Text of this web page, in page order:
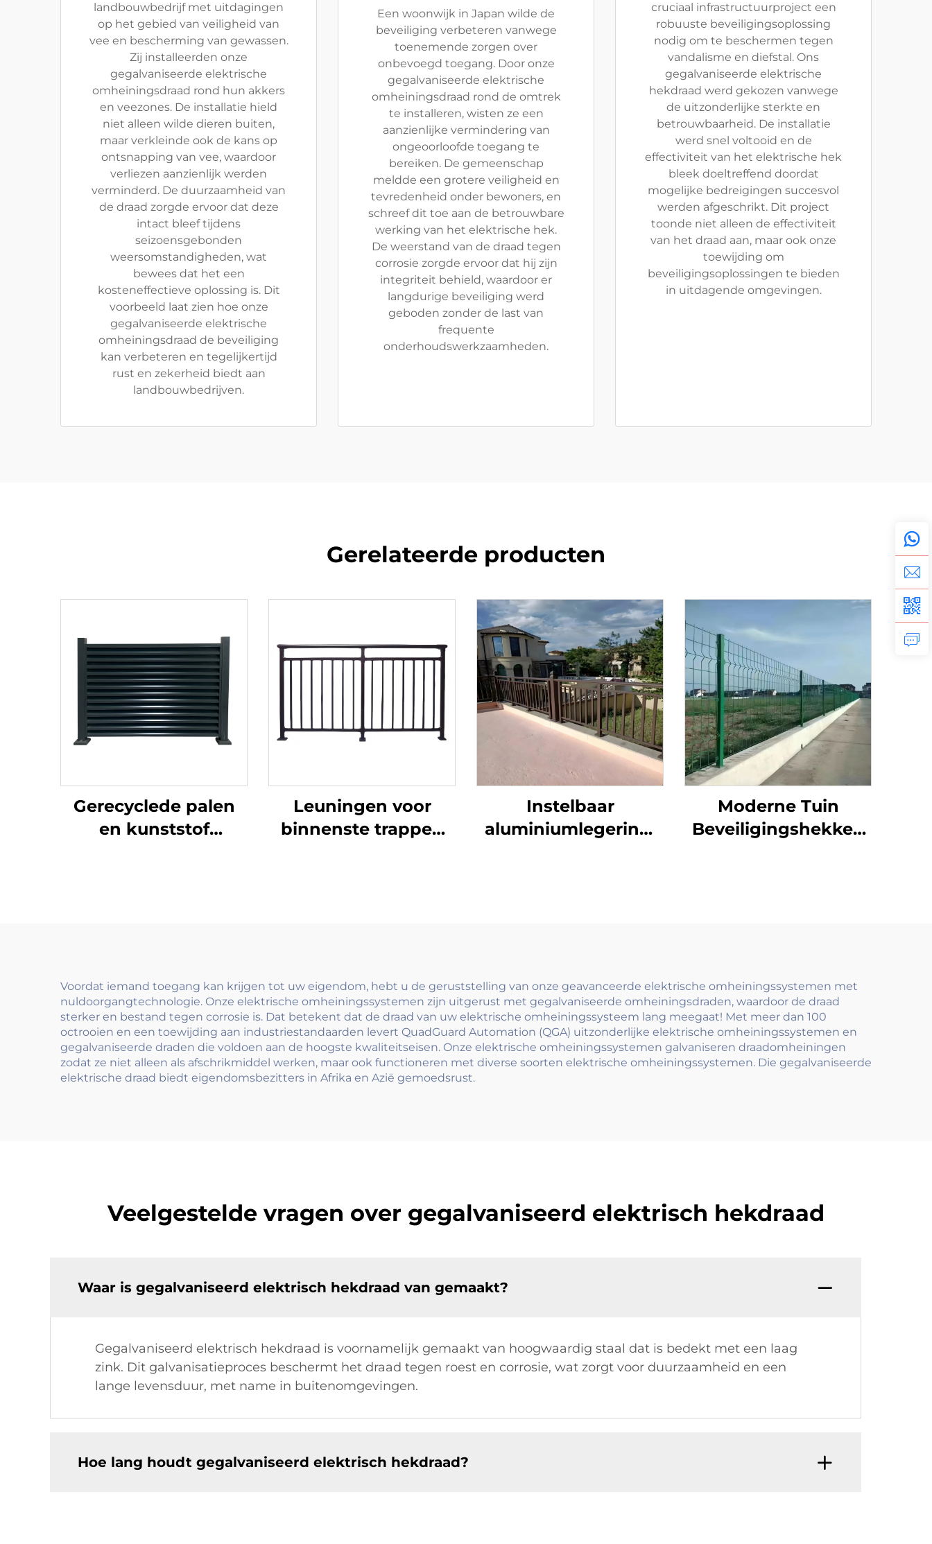
landbouwbedrijf met uitdagingen
op het gebied van veiligheid van
vee en bescherming van gewassen.
Zij installeerden onze
gegalvaniseerde elektrische
omheiningsdraad rond hun akkers
en veezones. De installatie hield
niet alleen wilde dieren buiten,
maar verkleinde ook de kans op
ontsnapping van vee, waardoor
verliezen aanzienlijk werden
verminderd. De duurzaamheid van
de draad zorgde ervoor dat deze
intact bleef tijdens
seizoensgebonden
weersomstandigheden, wat
bewees dat het een
kosteneffectieve oplossing is. Dit
voorbeeld laat zien hoe onze
gegalvaniseerde elektrische
omheiningsdraad de beveiliging
kan verbeteren en tegelijkertijd
rust en zekerheid biedt aan
landbouwbedrijven.
Een woonwijk in Japan wilde de
beveiliging verbeteren vanwege
toenemende zorgen over
onbevoegd toegang. Door onze
gegalvaniseerde elektrische
omheiningsdraad rond de omtrek
te installeren, wisten ze een
aanzienlijke vermindering van
ongeoorloofde toegang te
bereiken. De gemeenschap
meldde een grotere veiligheid en
tevredenheid onder bewoners, en
schreef dit toe aan de betrouwbare
werking van het elektrische hek.
De weerstand van de draad tegen
corrosie zorgde ervoor dat hij zijn
integriteit behield, waardoor er
langdurige beveiliging werd
geboden zonder de last van
frequente
onderhoudswerkzaamheden.
cruciaal infrastructuurproject een
robuuste beveiligingsoplossing
nodig om te beschermen tegen
vandalisme en diefstal. Ons
gegalvaniseerde elektrische
hekdraad werd gekozen vanwege
de uitzonderlijke sterkte en
betrouwbaarheid. De installatie
werd snel voltooid en de
effectiviteit van het elektrische hek
bleek doeltreffend doordat
mogelijke bedreigingen succesvol
werden afgeschrikt. Dit project
toonde niet alleen de effectiviteit
van het draad aan, maar ook onze
toewijding om
beveiligingsoplossingen te bieden
in uitdagende omgevingen.
Gerelateerde producten
Gerecyclede palen
en kunststof
Leuningen voor
binnenste trappen
Instelbaar
aluminiumlegering,
Moderne Tuin
Beveiligingshekken
Voordat iemand toegang kan krijgen tot uw eigendom, hebt u de geruststelling van onze geavanceerde elektrische omheiningssystemen met
nuldoorgangtechnologie. Onze elektrische omheiningssystemen zijn uitgerust met gegalvaniseerde omheiningsdraden, waardoor de draad
sterker en bestand tegen corrosie is. Dat betekent dat de draad van uw elektrische omheiningssysteem lang meegaat! Met meer dan 100
octrooien en een toewijding aan industriestandaarden levert QuadGuard Automation (QGA) uitzonderlijke elektrische omheiningssystemen en
gegalvaniseerde draden die voldoen aan de hoogste kwaliteitseisen. Onze elektrische omheiningssystemen galvaniseren draadomheiningen
zodat ze niet alleen als afschrikmiddel werken, maar ook functioneren met diverse soorten elektrische omheiningssystemen. Die gegalvaniseerde
elektrische draad biedt eigendomsbezitters in Afrika en Azië gemoedsrust.
Veelgestelde vragen over gegalvaniseerd elektrisch hekdraad
Waar is gegalvaniseerd elektrisch hekdraad van gemaakt?
Gegalvaniseerd elektrisch hekdraad is voornamelijk gemaakt van hoogwaardig staal dat is bedekt met een laag
zink. Dit galvanisatieproces beschermt het draad tegen roest en corrosie, wat zorgt voor duurzaamheid en een
lange levensduur, met name in buitenomgevingen.
Hoe lang houdt gegalvaniseerd elektrisch hekdraad?